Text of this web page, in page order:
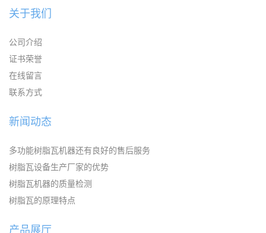
关于我们
公司介绍
证书荣誉
在线留言
联系方式
新闻动态
多功能树脂瓦机器还有良好的售后服务
树脂瓦设备生产厂家的优势
树脂瓦机器的质量检测
树脂瓦的原理特点
产品展厅